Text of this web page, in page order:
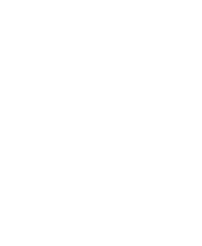
Özgün Başlık